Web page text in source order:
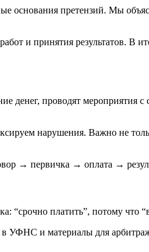
основания претензий. Мы
и принятия результатов. В
проводят мероприятия с
нарушения. Важно не
→ первичка → оплата →
“срочно платить”, потому что
и материалы для